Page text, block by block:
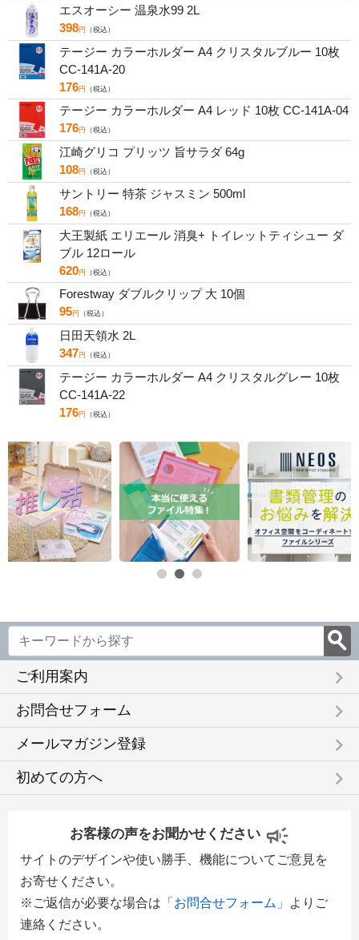
エスオーシー 温泉水99 2L
398円 （税込）
テージー カラーホルダー A4 クリスタルブルー 10枚
CC-141A-20
176円 （税込）
テージー カラーホルダー A4 レッド 10枚 CC-141A-04
176円 （税込）
江崎グリコ プリッツ 旨サラダ 64g
108円 （税込）
サントリー 特茶 ジャスミン 500ml
168円 （税込）
大王製紙 エリエール 消臭+ トイレットティシュー ダ
ブル 12ロール
620円 （税込）
Forestway ダブルクリップ 大 10個
95円 （税込）
日田天領水 2L
347円 （税込）
テージー カラーホルダー A4 クリスタルグレー 10枚
CC-141A-22
176円 （税込）
ご利用案内 keyboard_arrow_right
お問合せフォーム keyboard_arrow_right
メールマガジン登録 keyboard_arrow_right
初めての方へ keyboard_arrow_right
お客様の声をお聞かせください
サイトのデザインや使い勝手、機能についてご意見を
お寄せください。
※ご返信が必要な場合は 「お問合せフォーム」
よりご
連絡ください。